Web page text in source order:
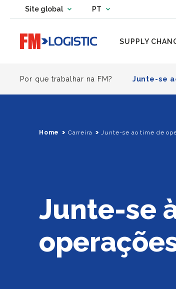
Site global Change country website
PT
Change language
Go to home page
SUPPLY
Por que trabalhar na FM? Junte-se
Home Carreira Junte-se ao time de
Junte-se